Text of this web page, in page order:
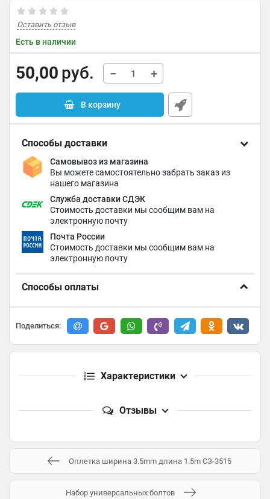
Оставить отзыв
Есть в наличии
50,00 руб. − +
В корзину
Способы доставки
Самовывоз из магазина
Вы можете самостоятельно забрать заказ из
нашего магазина
Служба доставки СДЭК
Стоимость доставки мы сообщим вам на
электронную почту
Почта России
Стоимость доставки мы сообщим вам на
электронную почту
Способы оплаты
Поделиться:
Характеристики
Отзывы
Оплетка ширина 3.5mm длина 1.5m СЗ-3515
Набор универсальных болтов